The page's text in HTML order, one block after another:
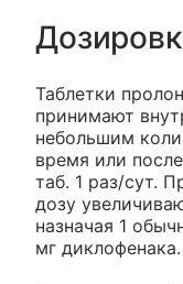
Таблетки
принимают
небольшим
время или
таб. 1 раз/сут.
дозу
назначая 1
мг диклофенака.